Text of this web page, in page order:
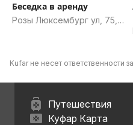
Беседка в аренду
Розы Люксембург ул, 75,
Kufar не несет ответственности
Путешествия
Куфар Карта